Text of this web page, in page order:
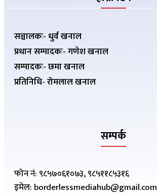
सञ्चालकः- धुर्व खनाल
प्रधान सम्पादकः- गणेश खनाल
सम्पादकः- छमा खनाल
प्रतिनिधि- रोमलाल खनाल
सम्पर्क
फोन नं: ९८५७०६१०७३, ९८५११८५३१६
इमेल: borderlessmediahub@gmail.com